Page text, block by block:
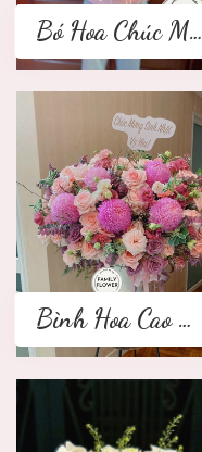
Bó Hoa Chúc Mừng
Bình Hoa Cao Cấp